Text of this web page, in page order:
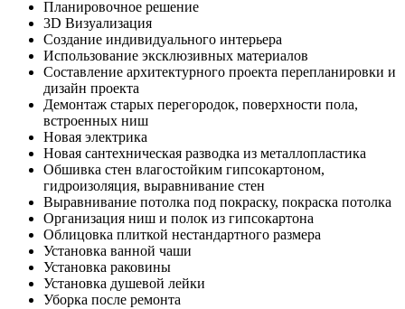
Планировочное решение
3D Визуализация
Создание индивидуального интерьера
Использование эксклюзивных материалов
Составление архитектурного проекта перепланировки и
дизайн проекта
Демонтаж старых перегородок, поверхности пола,
встроенных ниш
Новая электрика
Новая сантехническая разводка из металлопластика
Обшивка стен влагостойким гипсокартоном,
гидроизоляция, выравнивание стен
Выравнивание потолка под покраску, покраска потолка
Организация ниш и полок из гипсокартона
Облицовка плиткой нестандартного размера
Установка ванной чаши
Установка раковины
Установка душевой лейки
Уборка после ремонта